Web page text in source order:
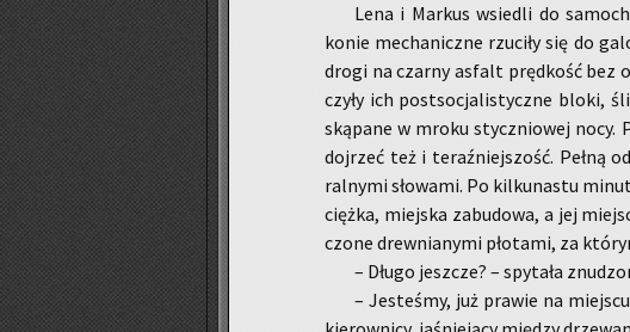
Lena i Mar­kus wsie­dli do
konie me­cha­nicz­ne rzu­ci­ły się do
drogi na czar­ny as­falt pręd­kość bez
czy­ły ich post­so­cja­li­stycz­ne bloki,
ską­pa­ne w mroku stycz­nio­wej nocy.
doj­rzeć też i te­raź­niej­szość. Pełną
ral­ny­mi sło­wa­mi. Po kil­ku­na­stu
cięż­ka, miej­ska za­bu­do­wa, a jej
czo­ne drew­nia­ny­mi pło­ta­mi, za
– Długo jesz­cze? – spy­ta­ła
– Je­ste­śmy, już pra­wie na